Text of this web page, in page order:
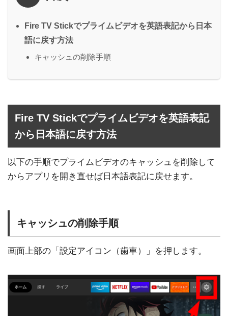
Fire TV Stickでプライムビデオを英語表記から日本
語に戻す方法
キャッシュの削除手順
Fire TV Stickでプライムビデオを英語表記
から日本語に戻す方法
以下の手順でプライムビデオのキャッシュを削除して
からアプリを開き直せば日本語表記に戻せます。
キャッシュの削除手順
画面上部の「設定アイコン（歯車）」を押します。